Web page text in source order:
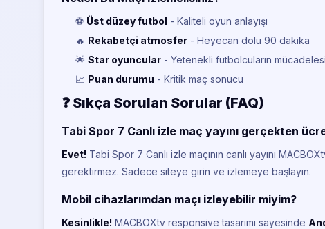
⚽ Üst düzey futbol - Kaliteli oyun anlayışı
🔥 Rekabetçi atmosfer - Heyecan dolu 90 dakika
🌟 Star oyuncular - Yetenekli futbolcuların mücadelesi
📈 Puan durumu - Kritik maç sonucu
❓ Sıkça Sorulan Sorular (FAQ)
Tabi Spor 7 Canlı izle maç yayını gerçekten
Evet! Tabi Spor 7 Canlı izle maçının canlı yayını
gerektirmez. Sadece siteye girin ve izlemeye başlayın.
Mobil cihazlarımdan maçı izleyebilir miyim?
Kesinlikle! MACBOXtv responsive tasarımı sayesinde